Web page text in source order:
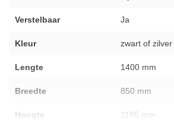
Verstelbaar Ja
Kleur zwart of zilver
Lengte 1400 mm
Breedte 850 mm
Hoogte 1195 mm